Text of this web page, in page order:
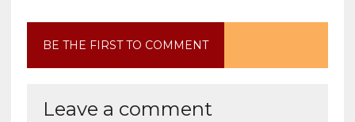
BE THE FIRST TO COMMENT
Leave a comment